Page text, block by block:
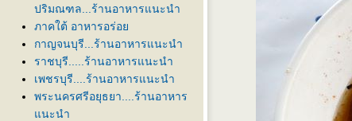
ปริมณฑล...ร้านอาหารแนะนำ
ภาคใต้ อาหารอร่อ
กาญจนบุรี...ร้านอาหารแนะนำ
ราชบุรี.....ร้านอาหารแนะนำ
เพชรบุรี....ร้านอาหารแนะนำ
พระนครศรีอยุธยา....ร้านอาหาร
นะนำ